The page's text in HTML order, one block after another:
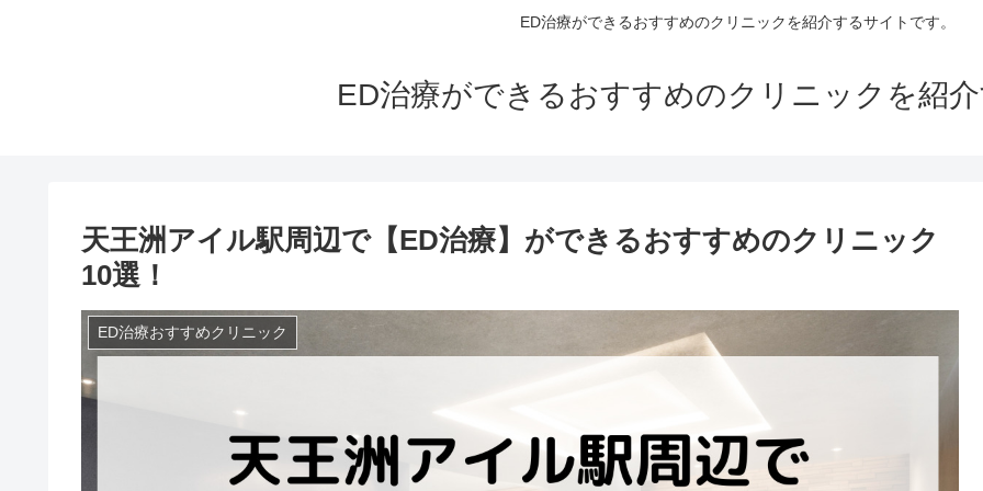
ED治療ができるおすすめのクリニックを紹介するサイトです。
ED治療ができるおすすめのクリニックを紹
天王洲アイル駅周辺で【ED治療】ができるおすすめのクリニック
10選！
ED治療おすすめクリニック